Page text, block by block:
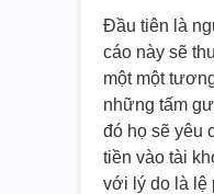
Đầu tiên là
cáo này sẽ
một một
những tấm
đó họ sẽ yêu
tiền vào tài
với lý do là lệ